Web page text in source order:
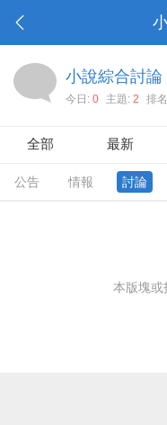
小說綜合討論
今日: 0 主題: 2 排
全部 最新
公告 情報 討論
本版塊或